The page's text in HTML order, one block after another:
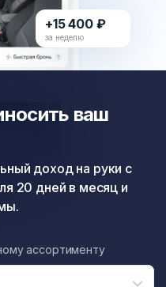
+15 400 ₽
за неделю
ваш
доход на руки с
20 дней в месяц и
ассортименту